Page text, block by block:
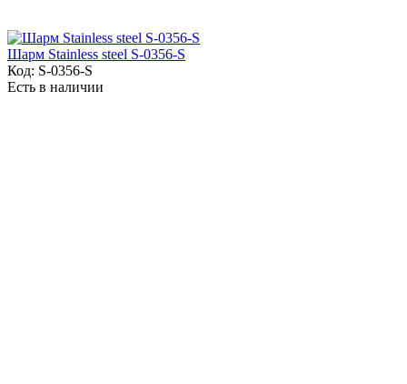
Шарм Stainless steel S-0356-S
Код: S-0356-S
Есть в наличии